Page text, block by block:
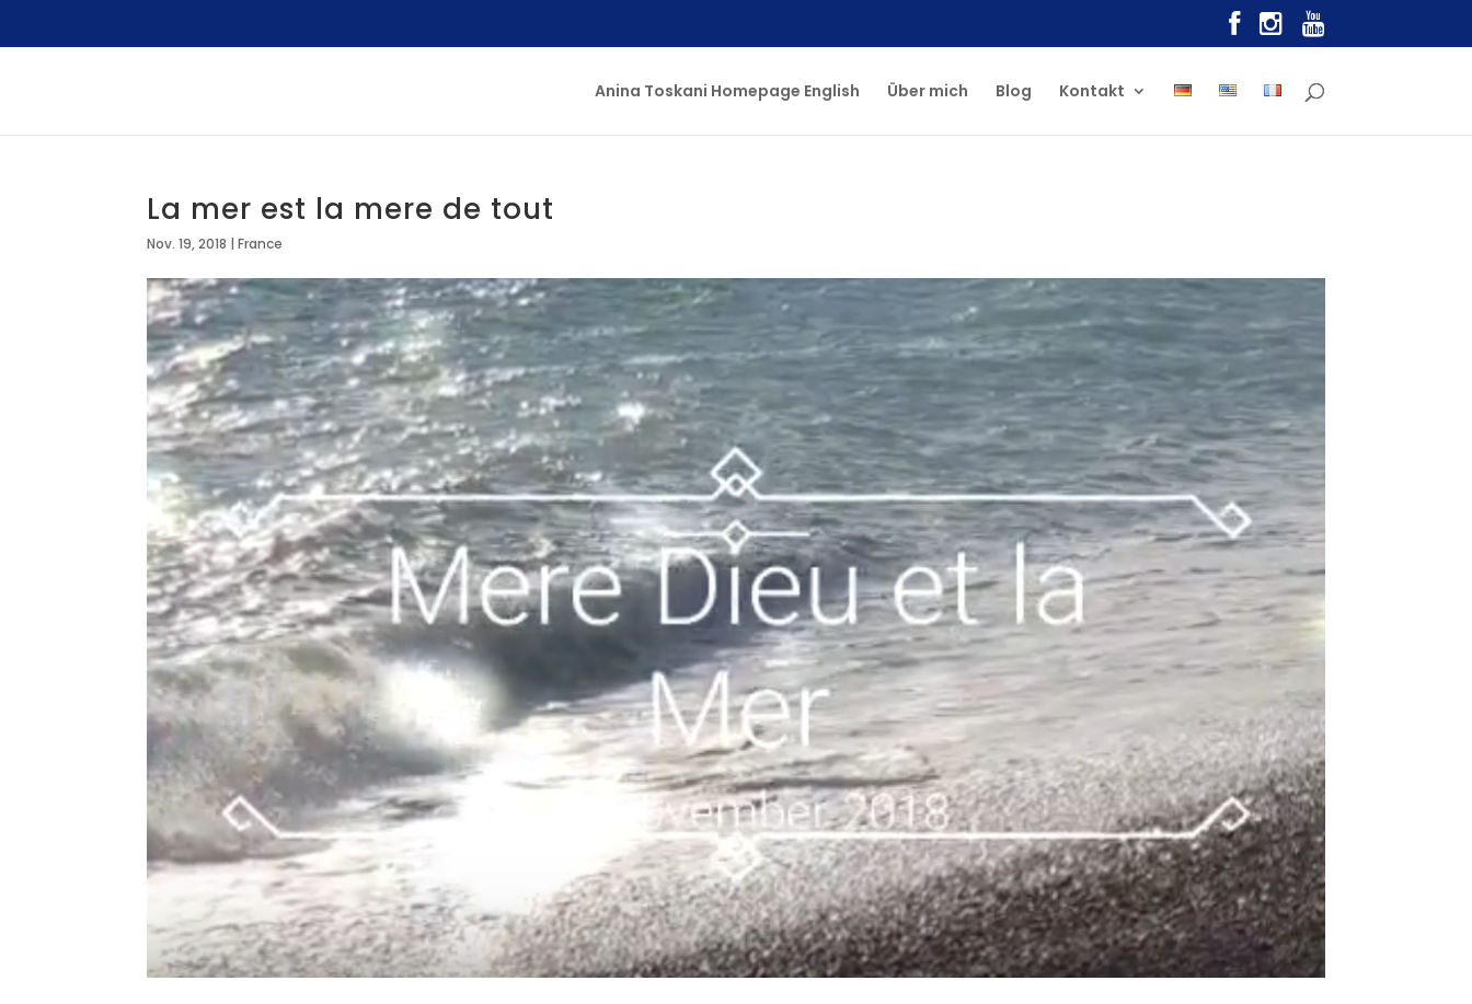
Anina Toskani Homepage English Über mich Blog Kontakt
La mer est la mere de tout
Nov. 19, 2018 |France